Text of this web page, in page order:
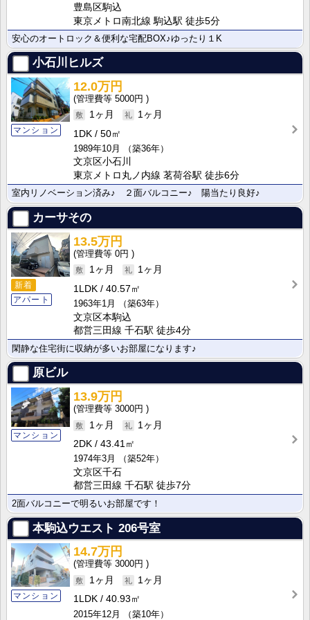
豊島区駒込
東京メトロ南北線 駒込駅 徒歩5分
安心のオートロック＆便利な宅配BOX♪ゆったり１K
小石川ヒルズ
マンション
12.0万円
5000円
1ヶ月
1ヶ月
1DK
50㎡
1989年10月
（築36年）
文京区小石川
東京メトロ丸ノ内線 茗荷谷駅 徒歩6分
室内リノベーション済み♪ ２面バルコニー♪ 陽当たり良好♪
カーサその
新着
アパート
13.5万円
0円
1ヶ月
1ヶ月
1LDK
40.57㎡
1963年1月
（築63年）
文京区本駒込
都営三田線 千石駅 徒歩4分
閑静な住宅街に収納が多いお部屋になります♪
原ビル
マンション
13.9万円
3000円
1ヶ月
1ヶ月
2DK
43.41㎡
1974年3月
（築52年）
文京区千石
都営三田線 千石駅 徒歩7分
2面バルコニーで明るいお部屋です！
本駒込ウエスト 206号室
マンション
14.7万円
3000円
1ヶ月
1ヶ月
1LDK
40.93㎡
2015年12月
（築10年）